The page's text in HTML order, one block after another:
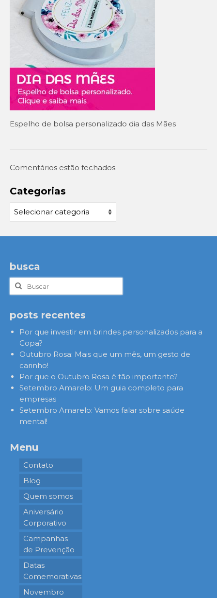
Setembro Amarelo
Outubro Rosa
Novembro Azul
Outras campanhas de prevenção
Copa do mundo 2026
Festa Caipira
EM DESTAQUE
Espelho de bolsa personalizado dia das Mães
Comentários estão fechados.
Categorias
Categorias
busca
Buscar
por:
posts recentes
Por que investir em brindes personalizados para a
Copa?
Outubro Rosa: Mais que um mês, um gesto de
carinho!
Por que o Outubro Rosa é tão importante?
Setembro Amarelo: Um guia completo para
empresas
Setembro Amarelo: Vamos falar sobre saúde
mental!
Menu
Contato
Blog
Quem somos
Aniversário
Corporativo
Campanhas
de Prevenção
Datas
Comemorativas
Novembro